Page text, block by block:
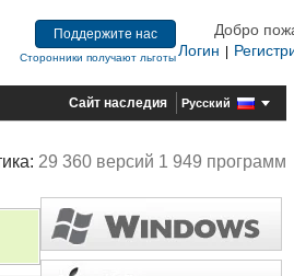
Поддержите нас
Сторонники получают льготы
Добро
Логин
Сайт наследия Русский
29 360 версий 1 949 программ